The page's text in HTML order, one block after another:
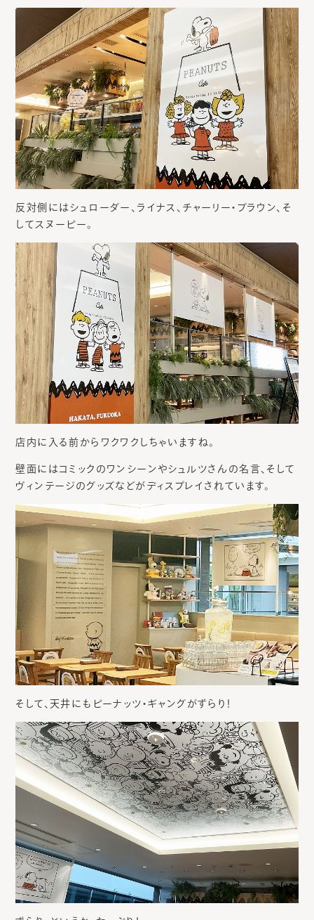
反対側にはシュローダー、ライナス、チャーリー・ブラウン、そ
してスヌーピー。
店内に入る前からワクワクしちゃいますね。
壁面にはコミックのワンシーンやシュルツさんの名言、そして
ヴィンテージのグッズなどがディスプレイされています。
そして、天井にもピーナッツ・ギャングがずらり！